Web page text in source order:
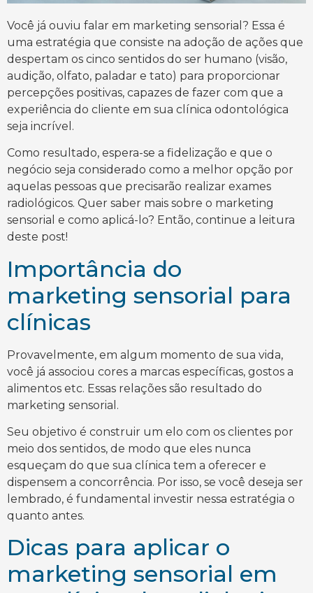
Você já ouviu falar em marketing sensorial? Essa é
uma estratégia que consiste na adoção de ações que
despertam os cinco sentidos do ser humano (visão,
audição, olfato, paladar e tato) para proporcionar
percepções positivas, capazes de fazer com que a
experiência do cliente em sua clínica odontológica
seja incrível.
Como resultado, espera-se a fidelização e que o
negócio seja considerado como a melhor opção por
aquelas pessoas que precisarão realizar exames
radiológicos. Quer saber mais sobre o marketing
sensorial e como aplicá-lo? Então, continue a leitura
deste post!
Importância do
marketing sensorial para
clínicas
Provavelmente, em algum momento de sua vida,
você já associou cores a marcas específicas, gostos a
alimentos etc. Essas relações são resultado do
marketing sensorial.
Seu objetivo é construir um elo com os clientes por
meio dos sentidos, de modo que eles nunca
esqueçam do que sua clínica tem a oferecer e
dispensem a concorrência. Por isso, se você deseja ser
lembrado, é fundamental investir nessa estratégia o
quanto antes.
Dicas para aplicar o
marketing sensorial em